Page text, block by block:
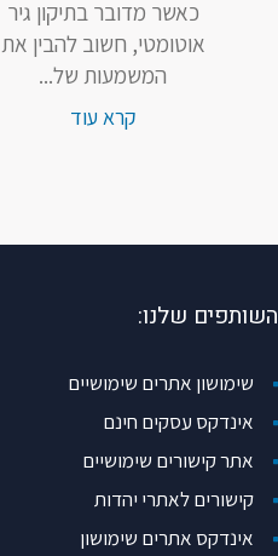
כאשר מדובר בתיקון גיר
אוטומטי, חשוב להבין את
המשמעות של...
קרא עוד
השותפים שלנו:
שימושון אתרים שימושיים
אינדקס עסקים חינם
אתר קישורים שימושיים
קישורים לאתרי יהדות
אינדקס אתרים שימושון